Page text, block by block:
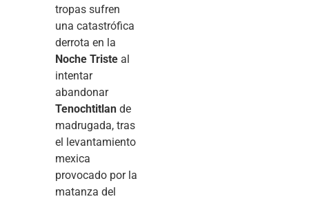
tropas sufren
una catastrófica
derrota en la
Noche Triste al
intentar
abandonar
Tenochtitlan de
madrugada, tras
el levantamiento
mexica
provocado por la
matanza del